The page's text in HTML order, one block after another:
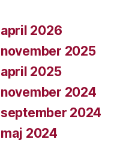
april 2026
november 2025
april 2025
november 2024
september 2024
maj 2024